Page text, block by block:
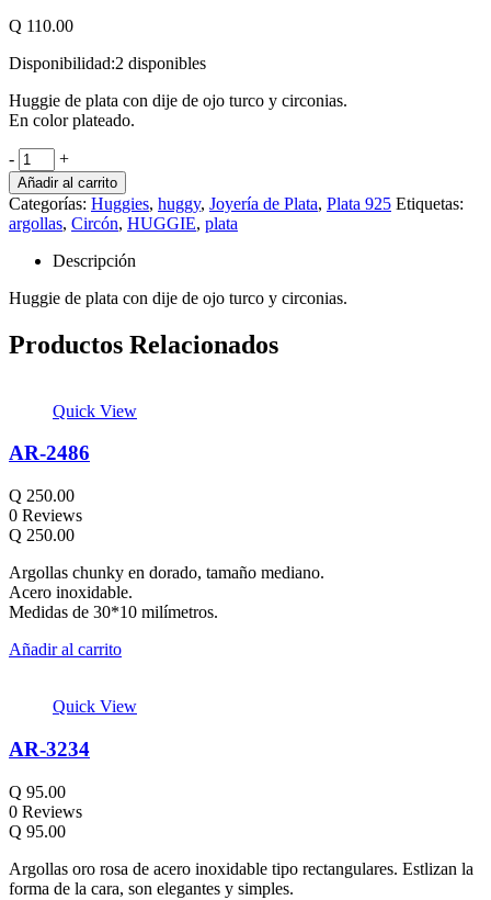
Q 110.00
Disponibilidad:2 disponibles
Huggie de plata con dije de ojo turco y circonias.
En color plateado.
- +
Añadir al carrito
Categorías: Huggies, huggy, Joyería de Plata, Plata 925 Etiquetas:
argollas, Circón, HUGGIE, plata
Descripción
Huggie de plata con dije de ojo turco y circonias.
Productos Relacionados
Quick View
AR-2486
Q 250.00
0 Reviews
Q 250.00
Argollas chunky en dorado, tamaño mediano.
Acero inoxidable.
Medidas de 30*10 milímetros.
Añadir al carrito
Quick View
AR-3234
Q 95.00
0 Reviews
Q 95.00
Argollas oro rosa de acero inoxidable tipo rectangulares. Estlizan la
forma de la cara, son elegantes y simples.